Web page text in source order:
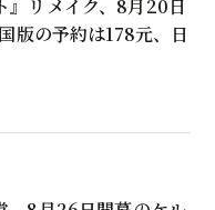
』リメイク、8月20日
版の予約は178元、日